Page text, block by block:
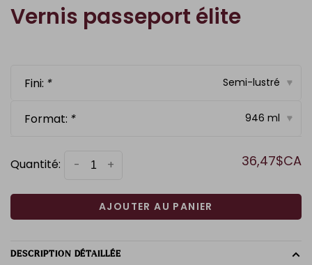
Vernis passeport élite
Fini: * Semi-lustré ▾
Format: * 946 ml ▾
Quantité: +
- 36,47$CA
AJOUTER AU PANIER
DESCRIPTION DÉTAILLÉE